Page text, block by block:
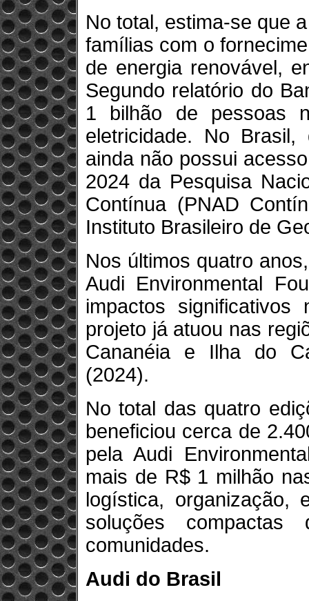
No total, estima-se que
famílias com o
de energia renovável,
Segundo relatório do
1 bilhão de pessoas
eletricidade. No
ainda não possui
2024 da Pesquisa
Contínua (PNAD
Instituto Brasileiro de
Nos últimos quatro
Audi Environmental
impactos significativos
projeto já atuou nas
Cananéia e Ilha do
(2024).
No total das quatro
beneficiou cerca de
pela Audi
mais de R$ 1 milhão
logística, organização,
soluções
comunidades.
Audi do Brasil